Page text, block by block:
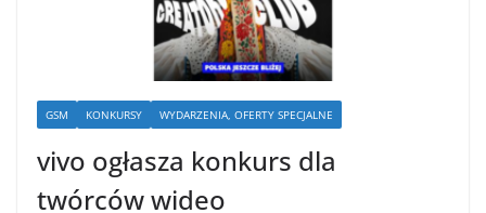
GSM KONKURSY WYDARZENIA, OFERTY SPECJALNE
vivo ogłasza konkurs dla
twórców wideo